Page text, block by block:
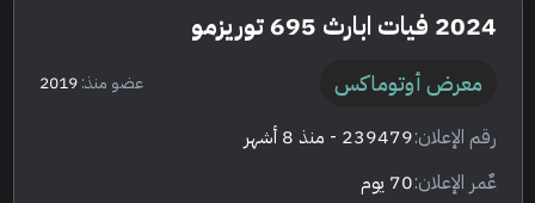
2024 فيات ابارث 695 توريزمو
معرض أوتوماكس عضو منذ:2019
رقم الإعلان:239479 - منذ 8 أشهر
عٌمر الإعلان:70 يوم